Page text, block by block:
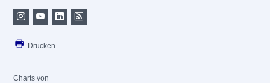
Drucken
Charts von